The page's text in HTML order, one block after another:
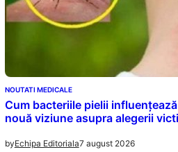
NOUTATI MEDICALE
Cum bacteriile pielii
nouă viziune asupra alegerii
byEchipa Editoriala7 august 2026